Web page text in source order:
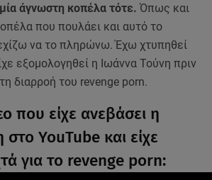
άγνωστη κοπέλα τότε. Όπως και
που πουλάει και αυτό το
να το πληρώνω. Έχω χτυπηθεί
εξομολογηθεί η Ιωάννα Τούνη πριν
διαρροή του revenge porn.
που είχε ανεβάσει η
YouTube και είχε
για το revenge porn: